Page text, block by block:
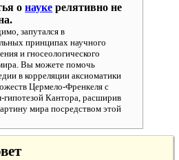
онауке релятивно не
запутался в
принципах научного
и гносеологического
Вы можете помочь
в корреляции аксиоматики
Цермело-Френкеля с
гипотезой Кантора, расширив
мира посредством этой